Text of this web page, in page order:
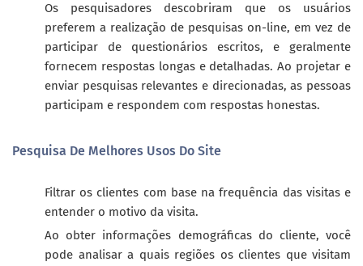
Os pesquisadores descobriram que os usuários
preferem a realização de pesquisas on-line, em vez de
participar de questionários escritos, e geralmente
fornecem respostas longas e detalhadas. Ao projetar e
enviar pesquisas relevantes e direcionadas, as pessoas
participam e respondem com respostas honestas.
Pesquisa De Melhores Usos Do Site
Filtrar os clientes com base na frequência das visitas e
entender o motivo da visita.
Ao obter informações demográficas do cliente, você
pode analisar a quais regiões os clientes que visitam